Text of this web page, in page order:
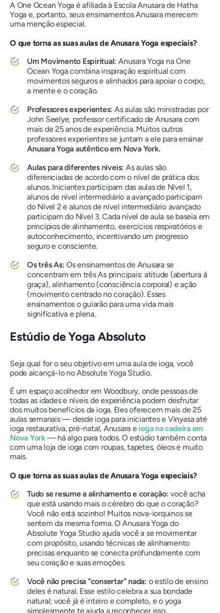
A One Ocean Yoga é afiliada à Escola Anusara de Hatha
Yoga e, portanto, seus ensinamentos Anusara merecem
uma menção especial.
O que torna as suas aulas de Anusara Yoga especiais?
Um Movimento Espiritual: Anusara Yoga na One
Ocean Yoga combina inspiração espiritual com
movimentos seguros e alinhados para apoiar o corpo,
a mente e o coração.
Professores experientes: As aulas são ministradas por
John Seelye, professor certificado de Anusara com
mais de 25 anos de experiência. Muitos outros
professores experientes se juntam a ele para ensinar
Anusara Yoga autêntico em Nova York.
Aulas para diferentes níveis: As aulas são
diferenciadas de acordo com o nível de prática dos
alunos. Iniciantes participam das aulas de Nível 1,
alunos de nível intermediário a avançado participam
do Nível 2 e alunos de nível intermediário avançado
participam do Nível 3. Cada nível de aula se baseia em
princípios de alinhamento, exercícios respiratórios e
autoconhecimento, incentivando um progresso
seguro e consciente.
Os três As:Os ensinamentos de Anusara se
concentram em três As principais: atitude (abertura à
graça), alinhamento (consciência corporal) e ação
(movimento centrado no coração). Esses
ensinamentos o guiarão para uma vida mais
significativa e plena.
Estúdio de Yoga Absoluto
Seja qual for o seu objetivo em uma aula de ioga, você
pode alcançá-lo no Absolute Yoga Studio.
É um espaço acolhedor em Woodbury, onde pessoas de
todas as idades e níveis de experiência podem desfrutar
dos muitos benefícios da ioga. Eles oferecem mais de 25
aulas semanais — desde ioga para iniciantes e Vinyasa até
ioga restaurativa, pré-natal, Anusara e ioga na cadeira em
Nova York— há algo para todos. O estúdio também conta
com uma loja de ioga com roupas, tapetes, óleos e muito
mais.
O que torna as suas aulas de Anusara Yoga especiais?
Tudo se resume a alinhamento e coração: você acha
que está usando mais o cérebro do que o coração?
Você não está sozinho! Muitos nova-iorquinos se
sentem da mesma forma. O Anusara Yoga do
Absolute Yoga Studio ajuda você a se movimentar
com propósito, usando técnicas de alinhamento
precisas enquanto se conecta profundamente com
seu coração e suas emoções.
Você não precisa "consertar" nada: o estilo de ensino
deles é natural. Esse estilo celebra a sua bondade
natural; você já é inteiro e completo, e o yoga
simplesmente te ajuda a reconhecer isso.